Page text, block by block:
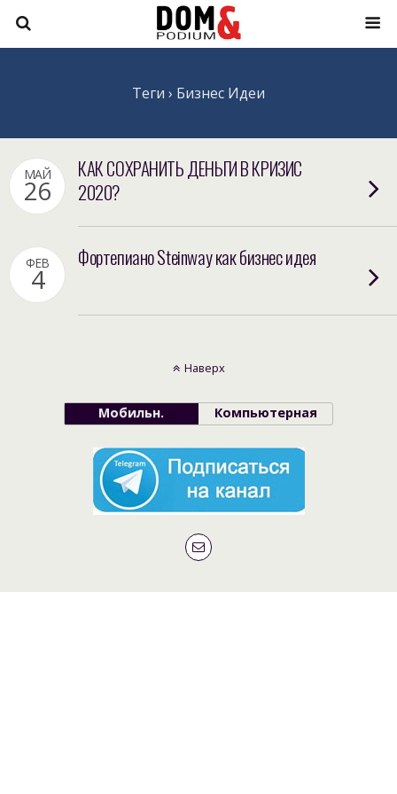
Теги › Бизнес Идеи
МАЙ
26
КАК СОХРАНИТЬ ДЕНЬГИ В КРИЗИС
2020?
ФЕВ
4
Фортепиано Steinway как бизнес идея
Наверх
Мобильн. Компьютерная